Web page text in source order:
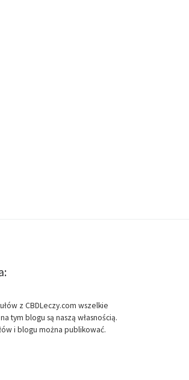
z CBDLeczy.com wszelkie
tym blogu są naszą własnością.
i blogu można publikować.